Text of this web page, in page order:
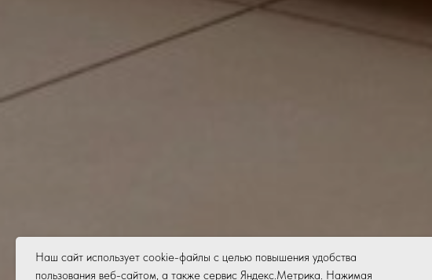
Наш сайт использует cookie-файлы с целью повышения удобства
пользования веб-сайтом, а также сервис Яндекс.Метрика. Нажимая